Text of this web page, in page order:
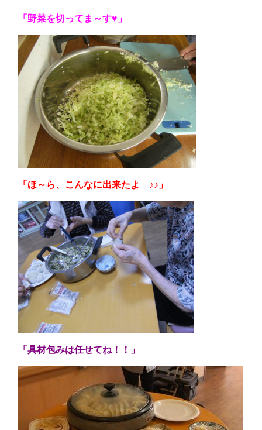
「野菜を切ってま～す♥」
「ほ～ら、こんなに出来たよ ♪♪」
「具材包みは任せてね！！」